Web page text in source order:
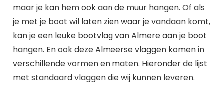
maar je kan hem ook aan de muur hangen. Of als
je met je boot wil laten zien waar je vandaan komt,
kan je een leuke bootvlag van Almere aan je boot
hangen. En ook deze Almeerse vlaggen komen in
verschillende vormen en maten. Hieronder de lijst
met standaard vlaggen die wij kunnen leveren.